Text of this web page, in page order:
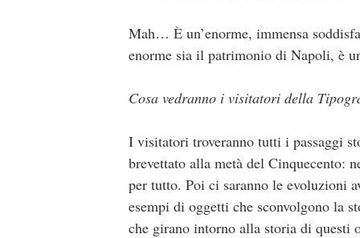
Mah… È un’enorme, immensa
enorme sia il patrimonio di Napoli, è
Cosa vedranno i visitatori della
I visitatori troveranno tutti i passaggi
brevettato alla metà del Cinquecento:
per tutto. Poi ci saranno le evoluzioni
esempi di oggetti che sconvolgono la
che girano intorno alla storia di questi